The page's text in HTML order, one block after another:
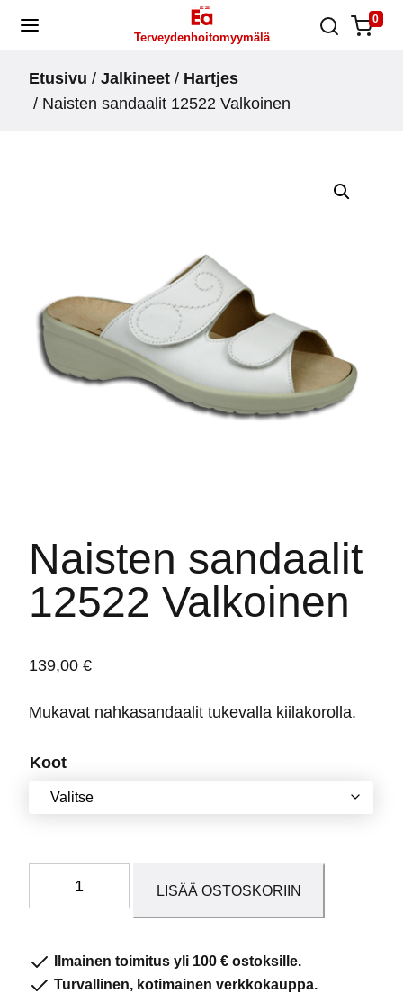
Skip
Terveydenhoitomyymälä
0
Etusivu / Jalkineet / Hartjes
/ Naisten sandaalit 12522 Valkoinen
Naisten sandaalit
12522 Valkoinen
139,00 €
Mukavat nahkasandaalit tukevalla kiilakorolla.
Koot
Valkoinen
määrä
LISÄÄ OSTOSKORIIN
Ilmainen toimitus yli 100 € ostoksille.
Turvallinen, kotimainen verkkokauppa.